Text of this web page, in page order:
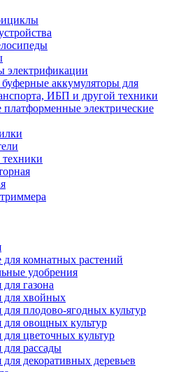
электрификации
аккумуляторы для
ИБП и другой техники
платформенные электрические
для комнатных растений
удобрения
газона
для хвойных
для плодово-ягодных культур
для овощных культур
для цветочных культур
для рассады
декоративных деревьев